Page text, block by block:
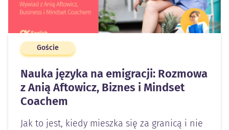
Goście
Nauka języka na emigracji: Rozmowa
z Anią Aftowicz, Biznes i Mindset
Coachem
Jak to jest, kiedy mieszka się za granicą i nie